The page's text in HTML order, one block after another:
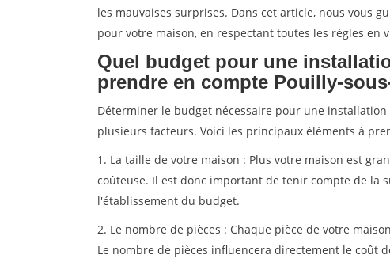
les mauvaises surprises. Dans cet article, nous vous
pour votre maison, en respectant toutes les règles en
Quel budget pour une
prendre en compte Pouilly-
Déterminer le budget nécessaire pour une
plusieurs facteurs. Voici les principaux éléments à
1. La taille de votre maison : Plus votre maison est
coûteuse. Il est donc important de tenir compte de la
l'établissement du budget.
2. Le nombre de pièces : Chaque pièce de votre
Le nombre de pièces influencera directement le coût